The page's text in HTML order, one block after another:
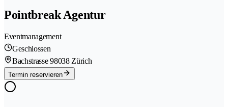
Pointbreak Agentur
Eventmanagement
Geschlossen
Bachstrasse 98038 Zürich
Termin reservieren